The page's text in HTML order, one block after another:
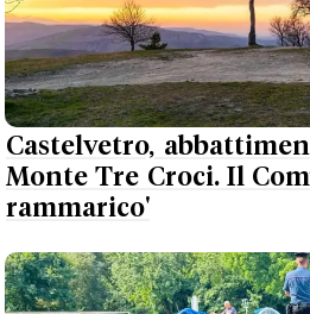
Castelvetro,
Monte Tre Croci. Il
rammarico'